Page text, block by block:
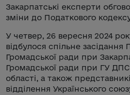
Закарпатські експерти
зміни до Податкового
У четвер, 26 вересня 2024
відбулося спільне засідання
Громадської ради при
Громадської ради при ГУ ДПС
області, а також
відділення Українського